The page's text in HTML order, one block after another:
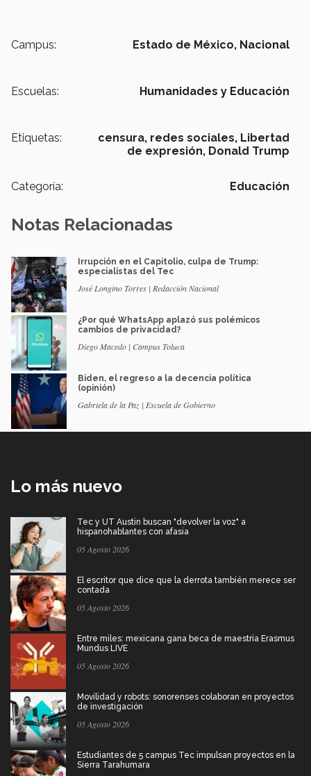
Campus: Estado de México, Nacional
Escuelas: Humanidades y Educación
Etiquetas: censura, redes sociales, Libertad
de expresión, Donald Trump
Categoría: Educación
Notas Relacionadas
Irrupción en el Capitolio, culpa de Trump:
especialistas del Tec
José Longino Torres | Redacción Nacional
¿Por qué WhatsApp aplazó sus polémicos
cambios de privacidad?
Diego Macedo | Campus Toluca
Biden, el regreso a la decencia política
(opinión)
Gabriela de la Paz | Escuela de Gobierno
Lo más nuevo
Tec y UT Austin buscan "devolver la voz" a
hispanohablantes con afasia
05 Agosto 2026
El escritor que dice que la derrota también merece ser
contada
05 Agosto 2026
Entre miles: mexicana gana beca de maestría Erasmus
Mundus LIVE
05 Agosto 2026
Movilidad y robots: sonorenses colaboran en proyectos
de investigación
05 Agosto 2026
Estudiantes de 5 campus Tec impulsan proyectos en la
Sierra Tarahumara